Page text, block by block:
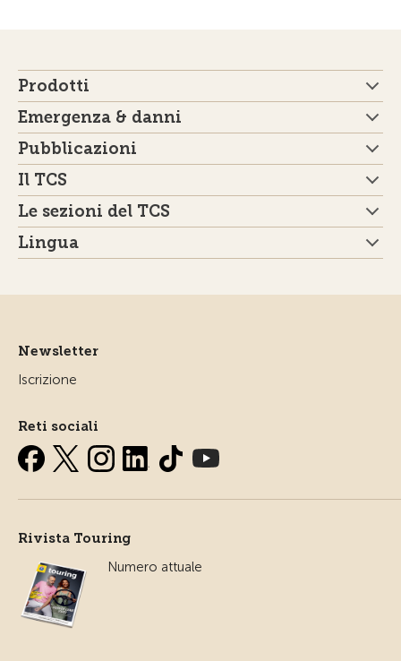
Prodotti
Emergenza & danni
Pubblicazioni
Il TCS
Le sezioni del TCS
Lingua
Newsletter
Iscrizione
Reti sociali
Rivista Touring
Numero attuale